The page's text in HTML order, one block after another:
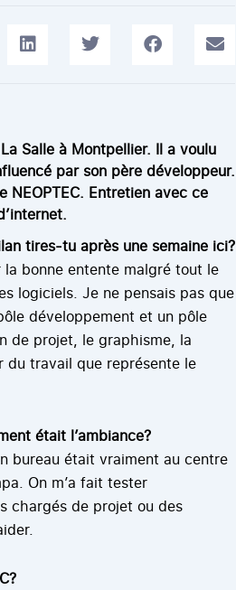
Salle à Montpellier. Il a voulu
par son père développeur.
NEOPTEC. Entretien avec ce
tires-tu après une semaine ici?
bonne entente malgré tout le
logiciels. Je ne pensais pas que
développement et un pôle
de projet, le graphisme, la
travail que représente le
était l’ambiance?
bureau était vraiment au centre
On m’a fait tester
chargés de projet ou des